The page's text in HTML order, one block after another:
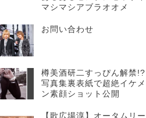
マシマシアブラオオメ
お問い合わせ
樽美酒研二すっぴん解禁!?
写真集裏表紙で超絶イケメ
ン素顔ショット公開
【歌広場淳】オータムリー